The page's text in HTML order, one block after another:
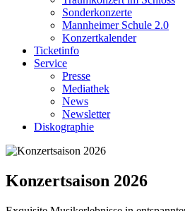
Sonderkonzerte
Mannheimer Schule 2.0
Konzertkalender
Ticketinfo
Service
Presse
Mediathek
News
Newsletter
Diskographie
Konzertsaison 2026